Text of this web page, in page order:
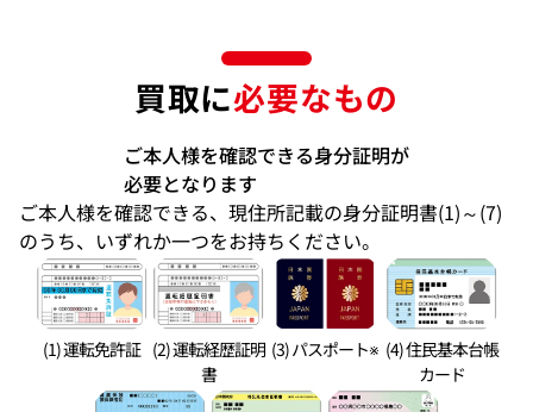
買取に必要なもの
ご本人様を確認できる身分証明が
必要となります
ご本人様を確認できる、現住所記載の身分証明書(1)～(7)
のうち、いずれか一つをお持ちください。
(1) 運転免許証 (2) 運転経歴証明
書
(3) パスポート※ (4) 住民基本台帳
カード